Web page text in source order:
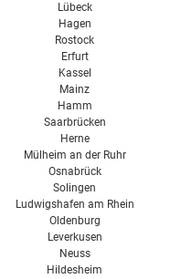
Lübeck
Hagen
Rostock
Erfurt
Kassel
Mainz
Hamm
Saarbrücken
Herne
Mülheim an der Ruhr
Osnabrück
Solingen
Ludwigshafen am Rhein
Oldenburg
Leverkusen
Neuss
Hildesheim